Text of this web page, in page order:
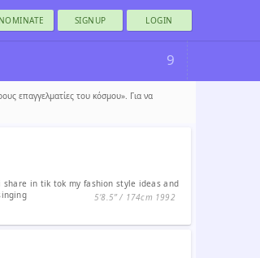
NOMINATE SIGNUP LOGIN
9
επαγγελματίες του κόσμου». Για να
in tik tok my fashion style ideas and
5′8.5ʺ / 174cm 1992